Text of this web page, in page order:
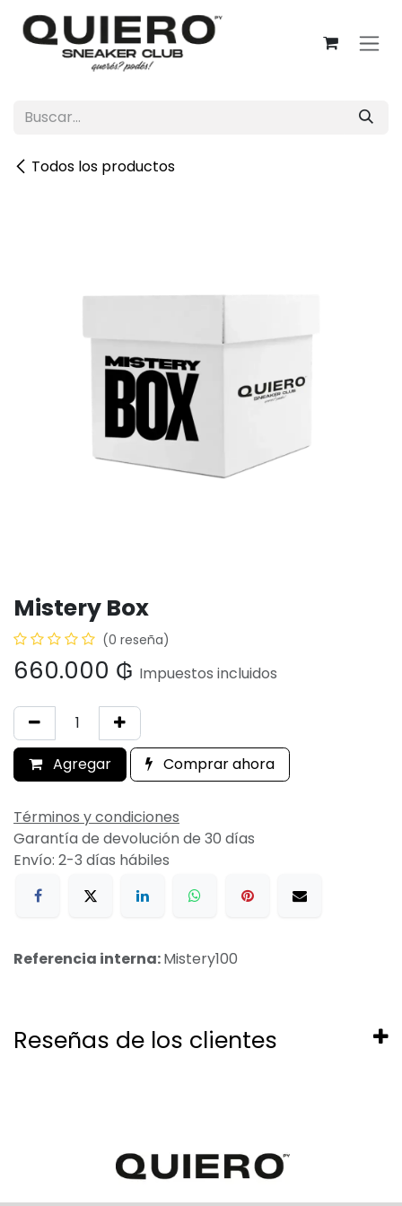
Ir al contenido
Todos los productos
Mistery Box
(0 reseña)
660.000 ₲ Impuestos incluidos
Agregar Comprar ahora
Términos y condiciones
Garantía de devolución de 30 días
Envío: 2-3 días hábiles
Referencia interna:Mistery100
Reseñas de los clientes